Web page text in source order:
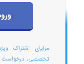
مزایای اشتراک
تخصصی، درخواست